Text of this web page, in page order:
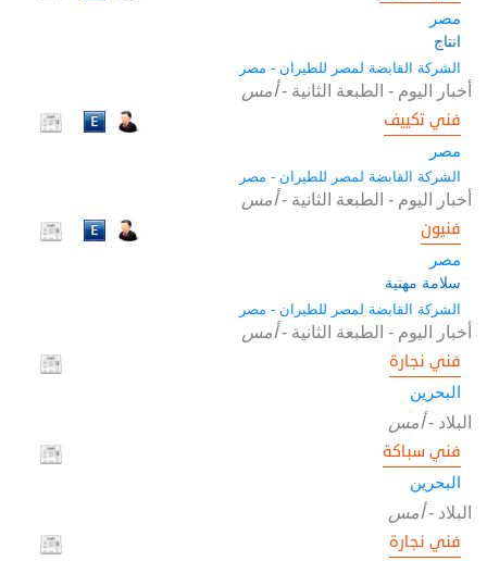
مصر
انتاج
الشركة القابضة لمصر للطيران - مصر
أخبار اليوم - الطبعة الثانية -أمس
فني تكييف
مصر
الشركة القابضة لمصر للطيران - مصر
أخبار اليوم - الطبعة الثانية -أمس
فنيون
مصر
سلامة مهنية
الشركة القابضة لمصر للطيران - مصر
أخبار اليوم - الطبعة الثانية -أمس
فني نجارة
البحرين
البلاد -أمس
فني سباكة
البحرين
البلاد -أمس
فني نجارة